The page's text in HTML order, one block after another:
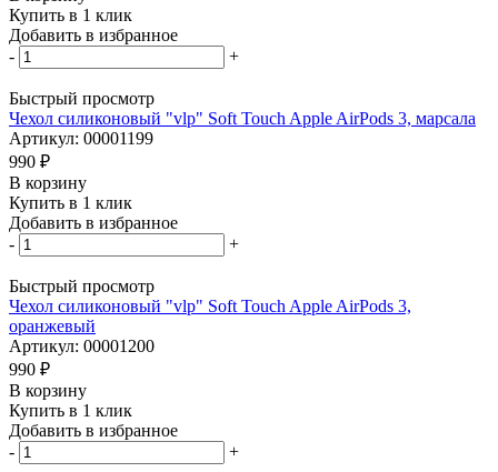
Купить в 1 клик
Добавить в избранное
-
+
Быстрый просмотр
Чехол силиконовый "vlp" Soft Touch Apple AirPods 3, марсала
Артикул: 00001199
990 ₽
В корзину
Купить в 1 клик
Добавить в избранное
-
+
Быстрый просмотр
Чехол силиконовый "vlp" Soft Touch Apple AirPods 3,
оранжевый
Артикул: 00001200
990 ₽
В корзину
Купить в 1 клик
Добавить в избранное
-
+